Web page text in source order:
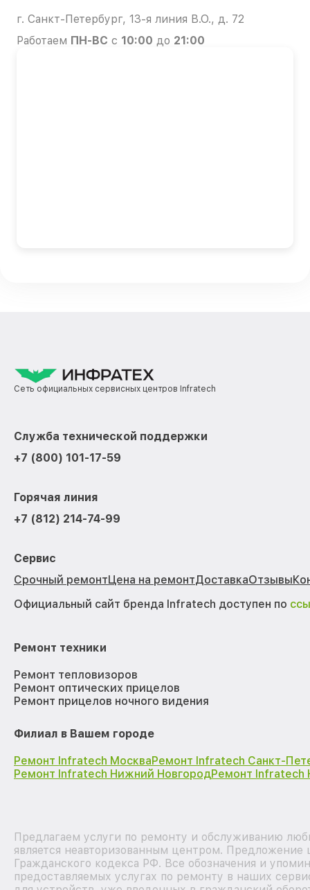
г. Санкт-Петербург, 13-я линия В.О., д. 72
Работаем ПН-ВС с 10:00 до 21:00
Сеть официальных сервисных центров Infratech
Служба технической поддержки
+7 (800) 101-17-59
Горячая линия
+7 (812) 214-74-99
Сервис
Срочный ремонтЦена на ремонтДоставкаОтзывы
Официальный сайт бренда Infratech доступен по
Ремонт техники
Ремонт тепловизоров
Ремонт оптических прицелов
Ремонт прицелов ночного видения
Филиал в Вашем городе
Ремонт Infratech МоскваРемонт Infratech Санкт-
Ремонт Infratech Нижний НовгородРемонт Infratech
Предлагаем услуги по ремонту и обслуживанию
является неавторизованным центром.
Гражданского кодекса РФ. Все обозначения и
предоставляемых услугах по ремонту в наших